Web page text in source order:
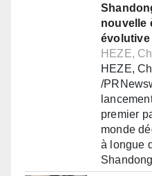
nouvelle
évolutive
HEZE,
HEZE,
/
premier
monde
à longue